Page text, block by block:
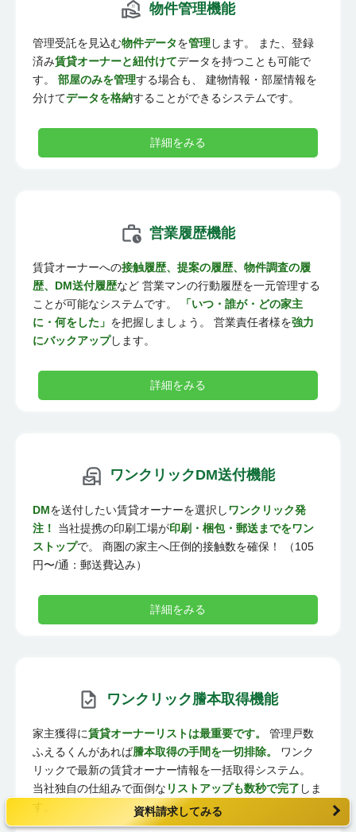
物件管理機能
管理受託を見込む物件データを管理します。 また、登録
済み賃貸オーナーと紐付けてデータを持つことも可能で
す。 部屋のみを管理する場合も、 建物情報・部屋情報を
分けてデータを格納することができるシステムです。
詳細をみる
営業履歴機能
賃貸オーナーへの接触履歴、提案の履歴、物件調査の履
歴、DM送付履歴など 営業マンの行動履歴を一元管理する
ことが可能なシステムです。
「いつ・誰が・どの家主
に・何をした」 を把握しましょう。 営業責任者様を強力
にバックアップします。
詳細をみる
ワンクリックDM送付機能
DMを送付したい賃貸オーナーを選択しワンクリック発
注！
当社提携の印刷工場が印刷・梱包・郵送までをワン
ストップで。 商圏の家主へ圧倒的接触数を確保！ （105
円〜/通：郵送費込み）
詳細をみる
ワンクリック謄本取得機能
家主獲得に賃貸オーナーリストは最重要です。
管理戸数
ふえるくんがあれば謄本取得の手間を一切排除。
ワンク
リックで最新の賃貸オーナー情報を一括取得システム。
当社独自の仕組みで面倒な リストアップも数秒で完了 しま
す。
資料請求してみる